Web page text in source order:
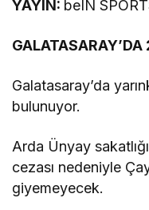
YAYIN: beIN
GALATASARAY’DA
Galatasaray’da
bulunuyor.
Arda Ünyay
cezası nedeniyle
giyemeyecek.